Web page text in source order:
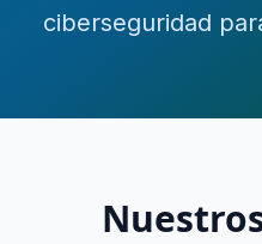
ciberseguridad